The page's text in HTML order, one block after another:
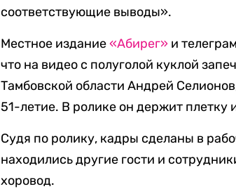
соответствующие выводы».
Местное издание«Абирег» и
что на видео с полуголой куклой
Тамбовской области Андрей
51-летие. В ролике он держит плетку
Судя по ролику, кадры сделаны в
находились другие гости и
хоровод.